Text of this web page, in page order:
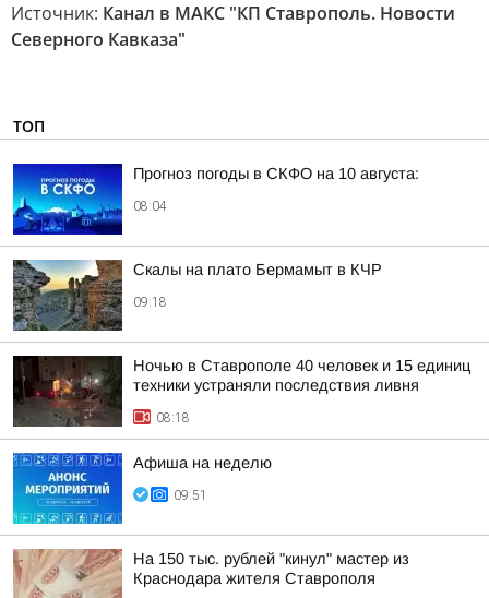
Источник: Канал в МАКС "КП Ставрополь. Новости
Северного Кавказа"
ТОП
Прогноз погоды в СКФО на 10 августа:
08:04
Скалы на плато Бермамыт в КЧР
09:18
Ночью в Ставрополе 40 человек и 15 единиц
техники устраняли последствия ливня
08:18
Афиша на неделю
09:51
На 150 тыс. рублей "кинул" мастер из
Краснодара жителя Ставрополя